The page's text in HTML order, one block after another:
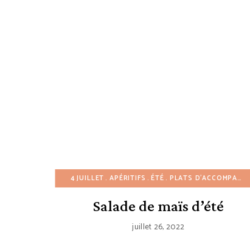
4 JUILLET APÉRITIFS ÉTÉ PLATS D'ACCOMPAGNEMENT
Salade de maïs d’été
juillet 26, 2022